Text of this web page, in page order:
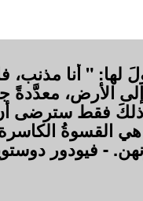
لها: " أنا مذنب،
الأرض، معدَّدةً
ذلكَ فقط سترضى
القسوةُ
- فيودور